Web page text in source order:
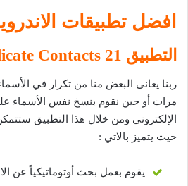
افضل تطبيقات
التطبيق 21 Duplicate Contacts
ربنا يعانى البعض منا من تكرار في
مرات أو حين نقوم بنسخ نفس الأسماء
الإلكتروني ومن خلال هذا التطبيق
حيث يتميز بالاتي :
يقوم بعمل بحث أوتوماتيكياً عن